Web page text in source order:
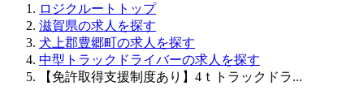
ロジクルートトップ
滋賀県の求人を探す
犬上郡豊郷町の求人を探す
中型トラックドライバーの求人を探す
【免許取得支援制度あり】4ｔトラックドラ...